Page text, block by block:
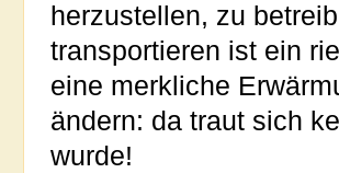
herzustellen, zu
transportieren ist ein
eine merkliche
ändern: da traut sich
wurde!